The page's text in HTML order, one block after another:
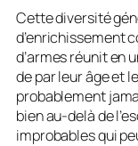
Cette diversité
d’enrichissement
d’armes réunit en
de par leur âge et
probablement
bien au-delà de
improbables qui